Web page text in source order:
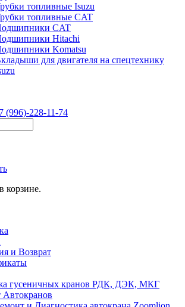
топливные Isuzu
топливные CAT
CAT
Hitachi
Komatsu
для двигателя на спецтехнику
(996)-228-11-74
корзине.
и Возврат
гусеничных кранов РДК, ДЭК, МКГ
Автокранов